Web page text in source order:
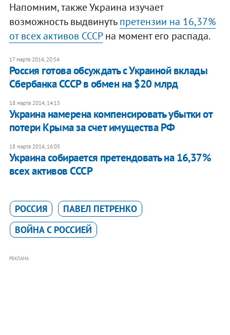
Напомним, также Украина изучает
возможность выдвинутьпретензии на 16,37%
от всех активов СССРна момент его распада.
17 марта 2014, 20:54
Россия готова обсуждать с Украиной вклады
Сбербанка СССР в обмен на $20 млрд
18 марта 2014, 14:15
Украина намерена компенсировать убытки от
потери Крыма за счет имущества РФ
18 марта 2014, 16:05
Украина собирается претендовать на 16,37%
всех активов СССР
РОССИЯ
ПАВЕЛ ПЕТРЕНКО
ВОЙНА С РОССИЕЙ
РЕКЛАМА